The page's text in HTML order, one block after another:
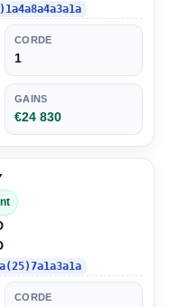
CORDE
1
GAINS
€24 830
CORDE